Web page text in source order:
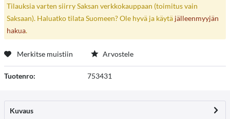
Tilauksia varten siirry Saksan verkkokauppaan (toimitus vain
Saksaan). Haluatko tilata Suomeen? Ole hyvä ja käytä jälleenmyyjän
hakua.
Merkitse muistiin Arvostele
Tuotenro: 753431
Kuvaus